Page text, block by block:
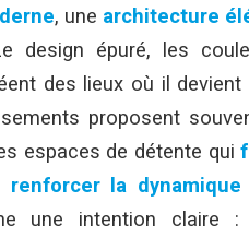
, une architecture
design épuré, les
des lieux où il
proposent
espaces de détente qui
renforcer la dynamique
une intention claire